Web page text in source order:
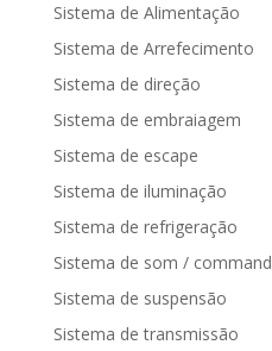
Sistema de Alimentação
Sistema de Arrefecimento
Sistema de direção
Sistema de embraiagem
Sistema de escape
Sistema de iluminação
Sistema de refrigeração
Sistema de som / command
Sistema de suspensão
Sistema de transmissão